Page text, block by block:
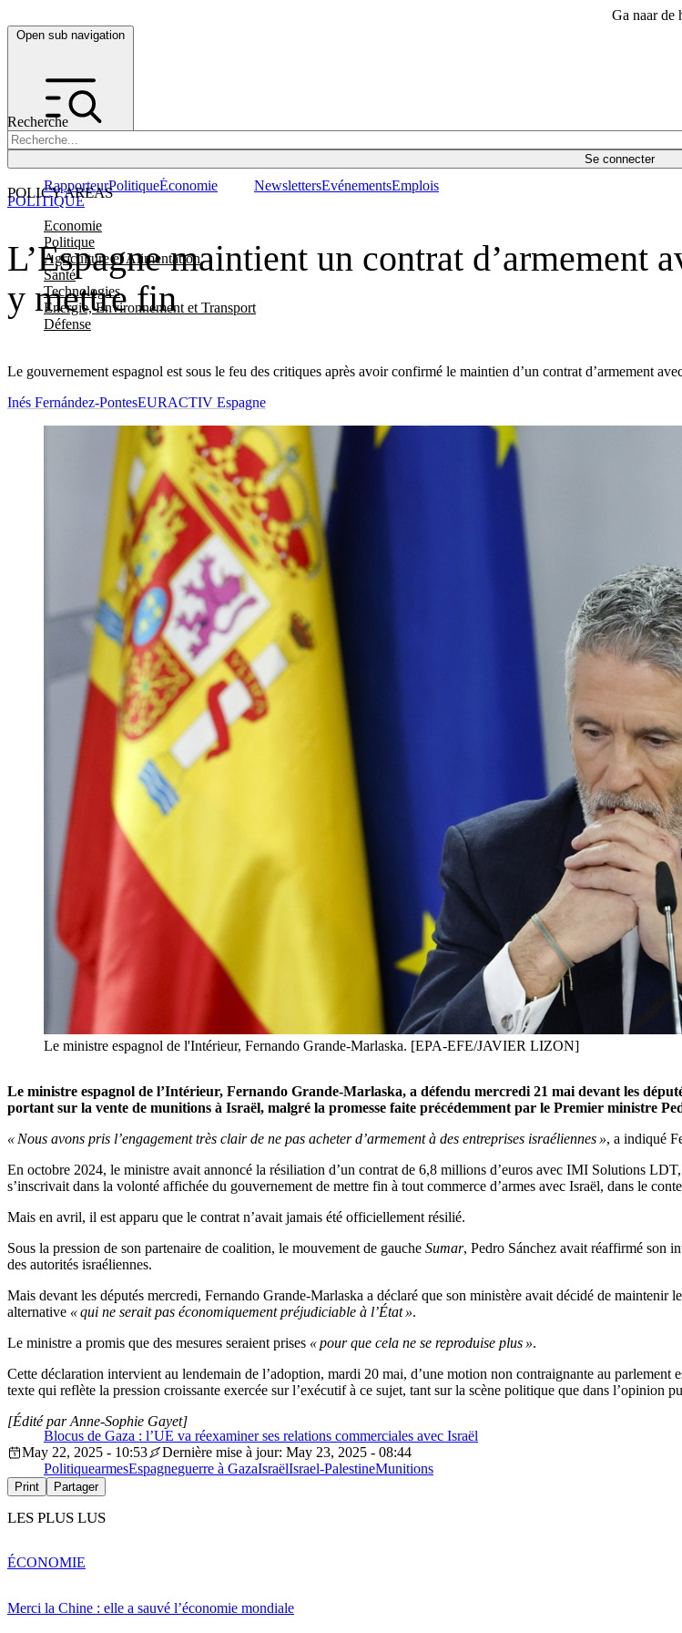
Ga naar de
Open sub navigation
Recherche
Se connecter
POLICY AREAS
Economie
Politique
Agriculture et Alimentation
Santé
Technologies
Energie, Environnement et Transport
Défense
RapporteurPolitiqueÉconomie NewslettersEvénementsEmplois
L’Espagne maintient un contrat d’armement
y mettre fin
Le gouvernement espagnol est sous le feu des critiques après avoir confirmé le maintien d’un contrat d’armement
POLITIQUE
Inés Fernández-PontesEURACTIV Espagne
Le ministre espagnol de l'Intérieur, Fernando Grande-Marlaska. [EPA-EFE/JAVIER LIZON]
Le ministre espagnol de l’Intérieur, Fernando Grande-Marlaska, a défendu mercredi 21 mai devant les
portant sur la vente de munitions à Israël, malgré la promesse faite précédemment par le Premier ministre
« Nous avons pris l’engagement très clair de ne pas acheter d’armement à des entreprises israéliennes », a indiqué
En octobre 2024, le ministre avait annoncé la résiliation d’un contrat de 6,8 millions d’euros avec IMI Solutions
s’inscrivait dans la volonté affichée du gouvernement de mettre fin à tout commerce d’armes avec Israël, dans le
Mais en avril, il est apparu que le contrat n’avait jamais été officiellement résilié.
Sous la pression de son partenaire de coalition, le mouvement de gauche Sumar, Pedro Sánchez avait réaffirmé son
des autorités israéliennes.
Mais devant les députés mercredi, Fernando Grande-Marlaska a déclaré que son ministère avait décidé de maintenir
alternative « qui ne serait pas économiquement préjudiciable à l’État ».
Le ministre a promis que des mesures seraient prises « pour que cela ne se reproduise plus ».
Cette déclaration intervient au lendemain de l’adoption, mardi 20 mai, d’une motion non contraignante au parlement
texte qui reflète la pression croissante exercée sur l’exécutif à ce sujet, tant sur la scène politique que dans l’opinion
Blocus de Gaza : l’UE va réexaminer ses relations commerciales avec Israël
[Édité par Anne-Sophie Gayet]
May 22, 2025 - 10:53
Dernière mise à jour: May 23, 2025 - 08:44
PolitiquearmesEspagneguerre à GazaIsraëlIsrael-PalestineMunitions
Print Partager
LES PLUS LUS
Merci la Chine : elle a sauvé l’économie mondiale
ÉCONOMIE